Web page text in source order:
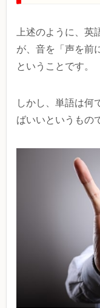
上述のように、
が、音を「声を前
ということです。
しかし、単語は何
ばいいというもの